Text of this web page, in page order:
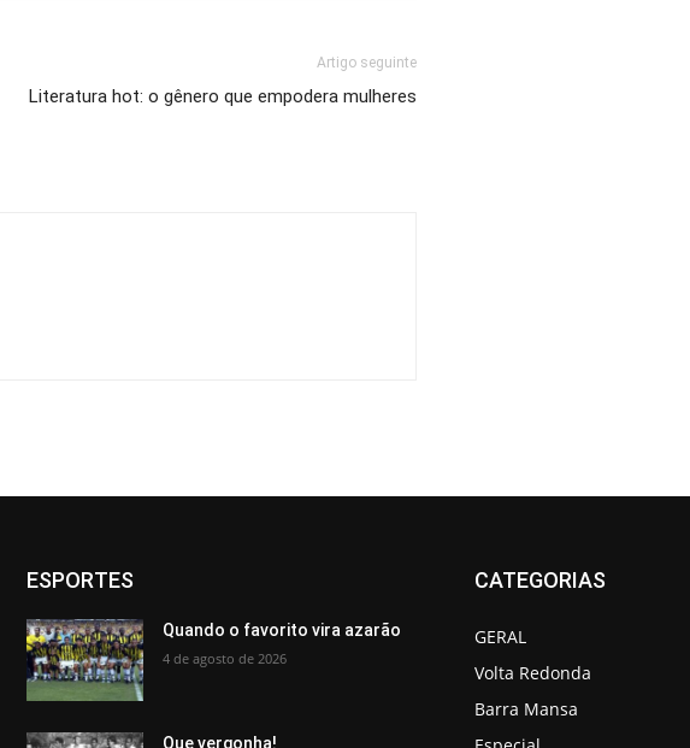
Artigo seguinte
Literatura hot: o gênero que empodera mulheres
ESPORTES
Quando o favorito vira azarão
4 de agosto de 2026
Que vergonha!
CATEGORIAS
GERAL
Volta Redonda
Barra Mansa